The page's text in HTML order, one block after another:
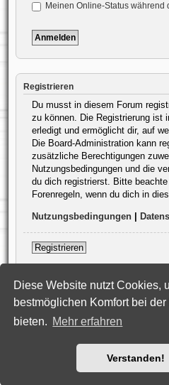
Diese Website nutzt Cookies,
bestmöglichen Komfort bei
bieten. Mehr erfahren
Verstanden!
Meinen Online-Status während
Registrieren
Du musst in diesem Forum
zu können. Die Registrierung ist
erledigt und ermöglicht dir, auf
Die Board-Administration kann
zusätzliche Berechtigungen
Nutzungsbedingungen und die
du dich registrierst. Bitte
Forenregeln, wenn du dich in
Nutzungsbedingungen|
Registrieren
Homepage der DLG Foren-
Powered byphpBB® Forum Software ©
Style: Black-Silver-Split by Joyce&Luna
Nutzungsbedingungen